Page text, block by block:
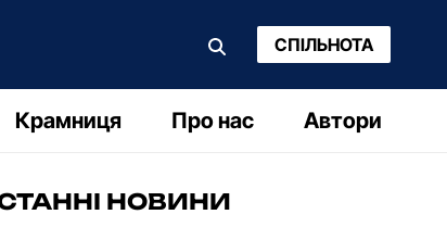
СПІЛЬНОТА
Крамниця Про нас Автори
НОВИНИ